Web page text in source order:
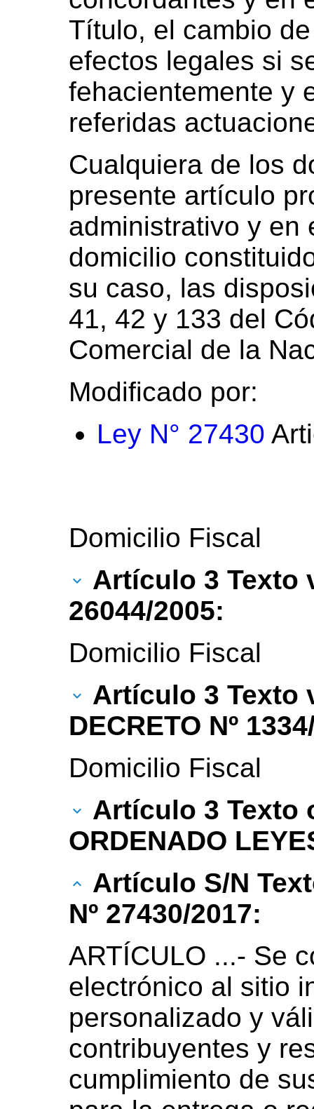
Título, el cambio
efectos legales si
fehacientemente y
referidas
Cualquiera de los
presente artículo
administrativo y en
domicilio
su caso, las
41, 42 y 133 del
Comercial de la
Modificado por:
Ley N° 27430
Domicilio Fiscal
Artículo 3 Texto
26044/2005:
Domicilio Fiscal
Artículo 3 Texto
DECRETO Nº
Domicilio Fiscal
Artículo 3 Texto
ORDENADO
Artículo S/N
Nº 27430/2017:
ARTÍCULO ...- Se
electrónico al sitio
personalizado y
contribuyentes y
cumplimiento de